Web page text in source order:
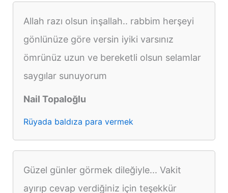
Allah razı olsun inşallah.. rabbim herşeyi
gönlünüze göre versin iyiki varsınız
ömrünüz uzun ve bereketli olsun selamlar
saygılar sunuyorum
Nail Topaloğlu
Rüyada baldıza para vermek
Güzel günler görmek dileğiyle... Vakit
ayırıp cevap verdiğiniz için teşekkür